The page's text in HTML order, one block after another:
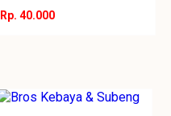
Rp. 40.000